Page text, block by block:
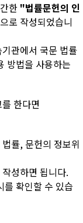
한 "법률문헌의 인
로 작성되었습니
관에서 국문 법률
방법을 사용하는
한다면
률, 문헌의 정보위
성하면 됩니다.
를 확인할 수 있습